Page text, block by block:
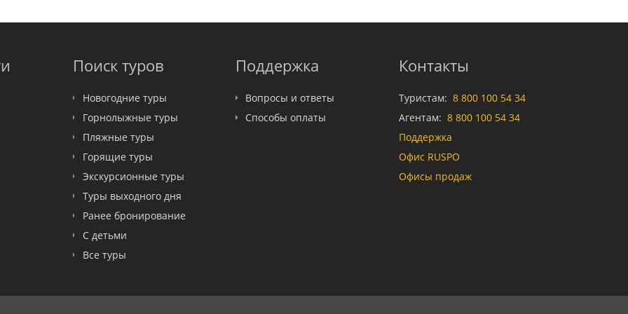
Поиск туров
Новогодние туры
Горнолыжные туры
Пляжные туры
Горящие туры
Экскурсионные туры
Туры выходного дня
Ранее бронирование
С детьми
Все туры
Поддержка
Вопросы и ответы
Способы оплаты
Контакты
Туристам: 8 800 100 54 34
Агентам: 8 800 100 54 34
Поддержка
Офис RUSPO
Офисы продаж